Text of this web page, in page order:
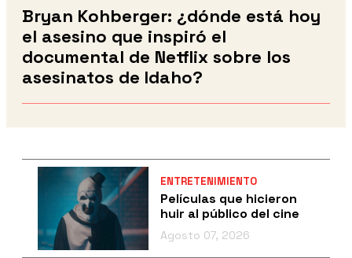
Bryan Kohberger: ¿dónde está hoy
el asesino que inspiró el
documental de Netflix sobre los
asesinatos de Idaho?
ENTRETENIMIENTO
Películas que hicieron
huir al público del cine
Agosto 07, 2026